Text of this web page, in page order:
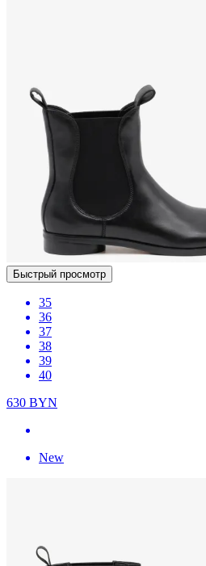
Быстрый просмотр
35
36
37
38
39
40
630 BYN
New